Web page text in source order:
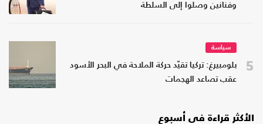
وفنانين وصلوا إلى السلطة
5
سياسة
بلومبيرغ: تركيا تقيّد حركة الملاحة في البحر الأسود
عقب تصاعد الهجمات
الأكثر قراءة في أسبوع